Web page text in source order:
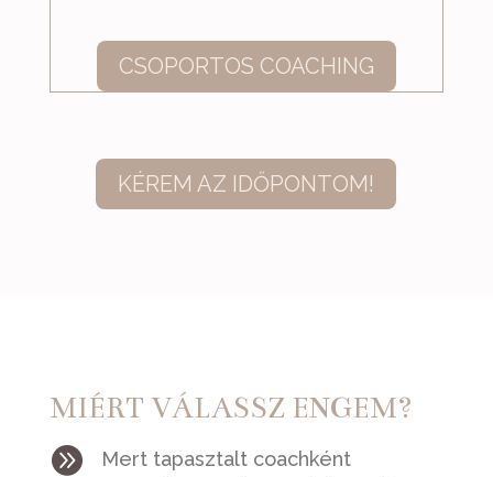
CSOPORTOS COACHING
KÉREM AZ IDŐPONTOM!
MIÉRT VÁLASSZ ENGEM?

Mert tapasztalt coachként